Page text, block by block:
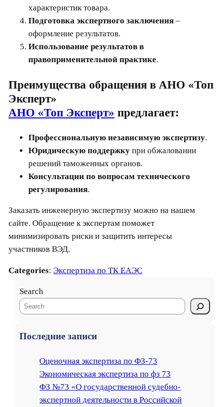
характеристик товара.
Подготовка экспертного заключения–
оформление результатов.
Использование результатов в
правоприменительной практике.
Преимущества обращения в АНО «Топ
Эксперт»
АНО «Топ Эксперт» предлагает:
Профессиональную независимую экспертизу.
Юридическую поддержкупри обжаловании
решений таможенных органов.
Консультации по вопросам технического
регулирования.
Заказать инженерную экспертизу можно на нашем
сайте. Обращение к экспертам поможет
минимизировать риски и защитить интересы
участников ВЭД.
Categories: Экспертиза по ТК ЕАЭС
Search
Последние записи
Оценочная экспертиза по ФЗ-73
Экономическая экспертиза по фз 73
ФЗ №73 «О государственной судебно-
экспертной деятельности в Российской